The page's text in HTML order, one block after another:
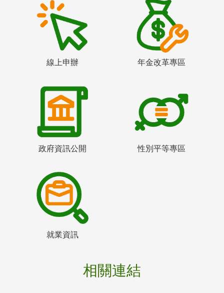
線上申辦 年金改革專區
政府資訊公開 性別平等專區
就業資訊
相關連結